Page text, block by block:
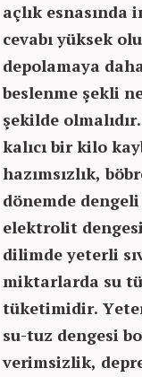
açlık esnasında
cevabı yüksek
depolamaya
beslenme şekli
şekilde
kalıcı bir kilo
hazımsızlık,
dönemde
elektrolit
dilimde yeterli
miktarlarda su
tüketimidir.
su-tuz dengesi
verimsizlik,